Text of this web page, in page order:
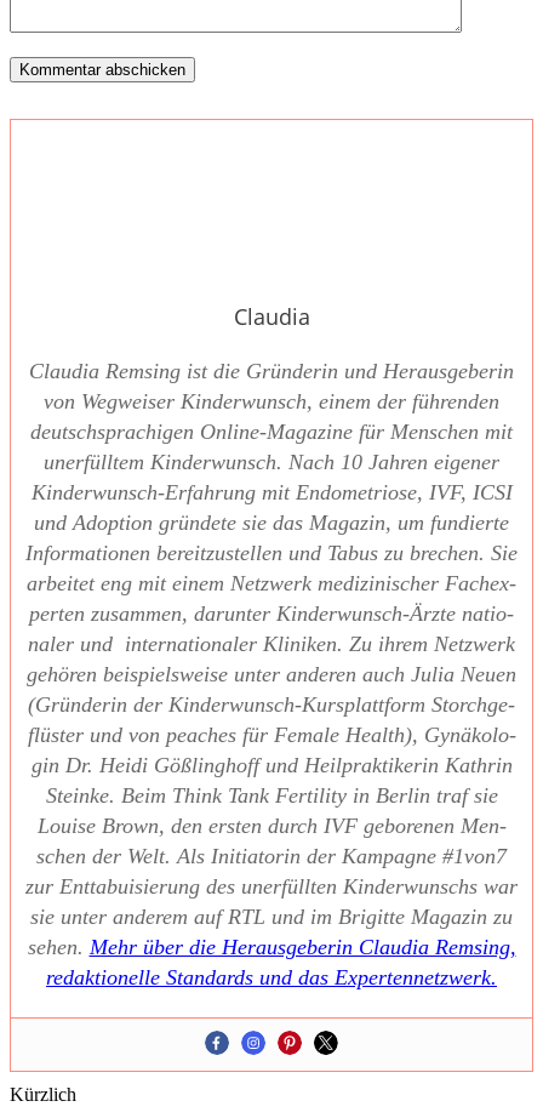
Claudia
Clau­dia Rem­sing ist die Grün­de­rin und Her­aus­ge­be­rin
von Weg­wei­ser Kin­der­wunsch, einem der füh­ren­den
deutsch­spra­chi­gen Online-Maga­zi­ne für Men­schen mit
uner­füll­tem Kin­der­wunsch. Nach 10 Jah­ren eige­ner
Kin­der­wunsch-Erfah­rung mit Endo­me­trio­se, IVF, ICSI
und Adop­ti­on grün­de­te sie das Maga­zin, um fun­dier­te
Infor­ma­tio­nen bereit­zu­stel­len und Tabus zu bre­chen. Sie
arbei­tet eng mit einem Netz­werk medi­zi­ni­scher Fach­ex­
per­ten zusam­men, dar­un­ter Kin­der­wunsch-Ärz­te natio­
na­ler und inter­na­tio­na­ler Kli­ni­ken. Zu ihrem Netz­werk
gehö­ren bei­spiels­wei­se unter ande­ren auch Julia Neu­en
(Grün­de­rin der Kin­der­wunsch-Kurs­platt­form Storch­ge­
flüs­ter und von pea­ches für Fema­le Health), Gynä­ko­lo­
gin Dr. Hei­di Göß­ling­hoff und Heil­prak­ti­ke­rin Kath­rin
Stein­ke. Beim Think Tank Fer­ti­li­ty in Ber­lin traf sie
Loui­se Brown, den ers­ten durch IVF gebo­re­nen Men­
schen der Welt. Als Initia­to­rin der Kam­pa­gne #1von7
zur Ent­ta­bui­sie­rung des uner­füll­ten Kin­der­wunschs war
sie unter ande­rem auf RTL und im Bri­git­te Maga­zin zu
sehen. Mehr über die Her­aus­ge­be­rin Clau­dia Rem­sing,
redak­tio­nel­le Stan­dards und das Exper­ten­netz­werk.
Kürzlich